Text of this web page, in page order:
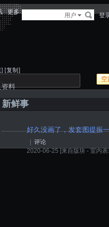
更多 用户 登
[复制]
空
资料
新鲜事
好久没画了，发套图提振
| 评论
2020-06-25[来自版块 -室内